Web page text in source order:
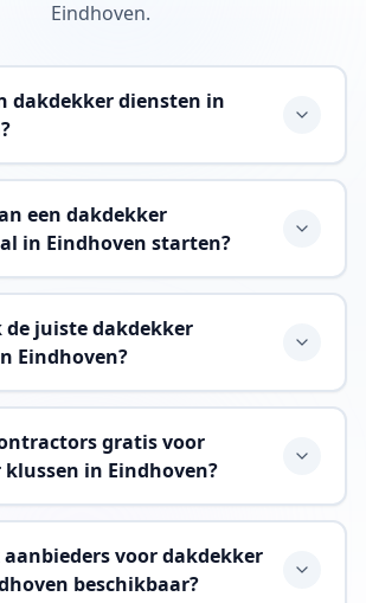
Eindhoven.
dakdekker diensten in
een dakdekker
in Eindhoven starten?
de juiste dakdekker
Eindhoven?
gratis voor
in Eindhoven?
voor dakdekker
beschikbaar?